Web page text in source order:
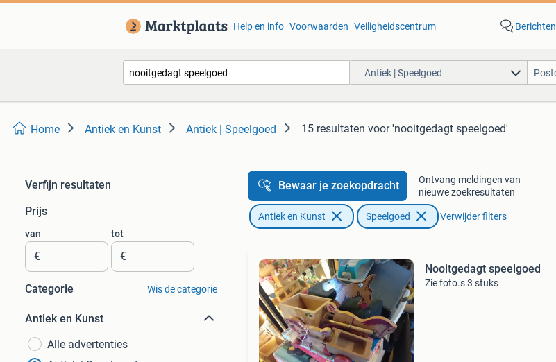
Help en info Voorwaarden Veiligheidscentrum Berichten
Antiek | Speelgoed
Home Antiek en Kunst Antiek | Speelgoed 15 resultaten voor 'nooitgedagt speelgoed'
Verfijn resultaten
Prijs
van
€
tot
€
Categorie Wis de categorie
Antiek en Kunst
Alle advertenties
Bewaar je zoekopdracht
Ontvang meldingen van
nieuwe zoekresultaten
Antiek en Kunst Speelgoed Verwijder filters
Nooitgedagt speelgoed
Zie foto.s 3 stuks